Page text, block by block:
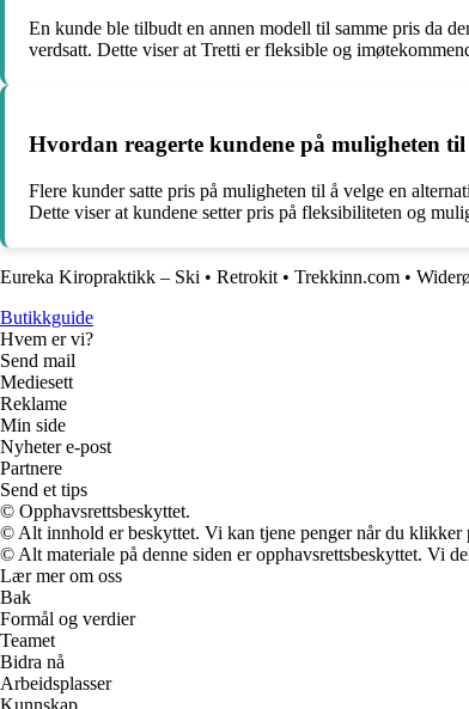
En kunde ble tilbudt en annen modell til samme pris da
verdsatt. Dette viser at Tretti er fleksible og
Hvordan reagerte kundene på muligheten
Flere kunder satte pris på muligheten til å velge en
Dette viser at kundene setter pris på fleksibiliteten og
Eureka Kiropraktikk – Ski • Retrokit • Trekkinn.com •
Butikkguide
Hvem er vi?
Send mail
Mediesett
Reklame
Min side
Nyheter e-post
Partnere
Send et tips
© Opphavsrettsbeskyttet.
© Alt innhold er beskyttet. Vi kan tjene penger når du klikker
© Alt materiale på denne siden er opphavsrettsbeskyttet. Vi
Lær mer om oss
Bak
Formål og verdier
Teamet
Bidra nå
Arbeidsplasser
Kunnskap